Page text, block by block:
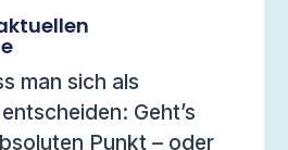
man sich als
Geht’s
Punkt – oder